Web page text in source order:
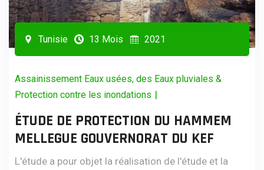
Tunisie 13 Mois 2021
Assainissement Eaux usées, des Eaux pluviales &
Protection contre les inondations |
ÉTUDE DE PROTECTION DU HAMMEM
MELLEGUE GOUVERNORAT DU KEF
L'étude a pour objet la réalisation de l'étude et la